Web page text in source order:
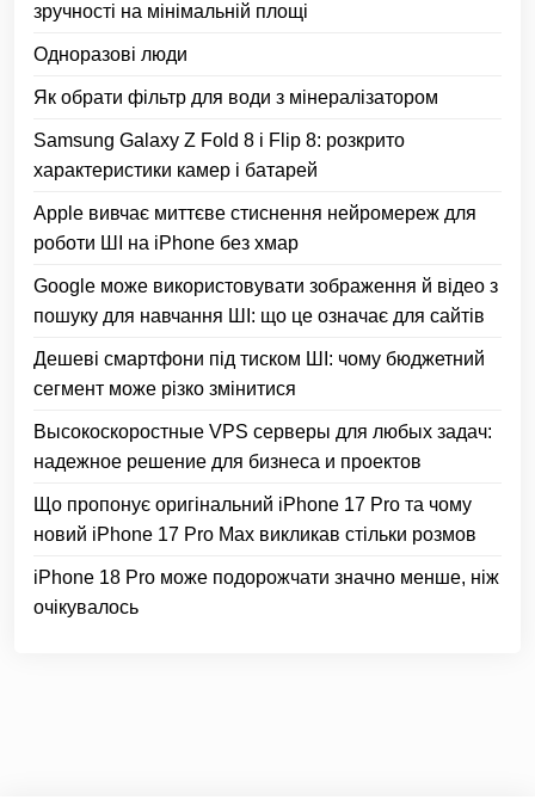
зручності на мінімальній площі
Одноразові люди
Як обрати фільтр для води з мінералізатором
Samsung Galaxy Z Fold 8 і Flip 8: розкрито
характеристики камер і батарей
Apple вивчає миттєве стиснення нейромереж для
роботи ШІ на iPhone без хмар
Google може використовувати зображення й відео з
пошуку для навчання ШІ: що це означає для сайтів
Дешеві смартфони під тиском ШІ: чому бюджетний
сегмент може різко змінитися
Высокоскоростные VPS серверы для любых задач:
надежное решение для бизнеса и проектов
Що пропонує оригінальний iPhone 17 Pro та чому
новий iPhone 17 Pro Max викликав стільки розмов
iPhone 18 Pro може подорожчати значно менше, ніж
очікувалось